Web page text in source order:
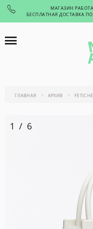
МАГАЗИН
БЕСПЛАТНАЯ ДОСТАВКА
ГЛАВНАЯ АРХИВ FETICHE
1 / 6